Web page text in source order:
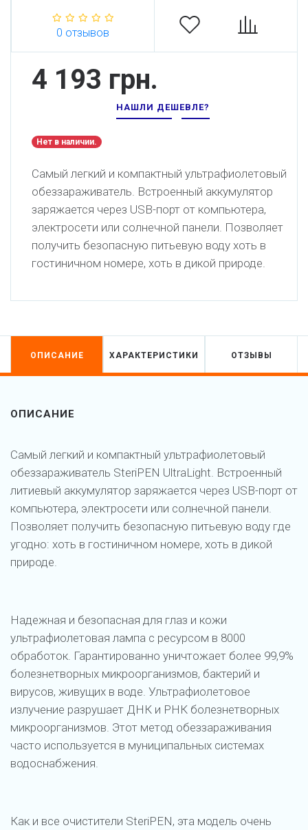
0 отзывов
4 193 грн.
НАШЛИ ДЕШЕВЛЕ?
Нет в наличии.
Самый легкий и компактный ультрафиолетовый
обеззараживатель. Встроенный аккумулятор
заряжается через USB-порт от компьютера,
электросети или солнечной панели. Позволяет
получить безопасную питьевую воду хоть в
гостиничном номере, хоть в дикой природе.
ОПИСАНИЕ ХАРАКТЕРИСТИКИ ОТЗЫВЫ
ОПИСАНИЕ
Самый легкий и компактный ультрафиолетовый
обеззараживатель SteriPEN UltraLight. Встроенный
литиевый аккумулятор заряжается через USB-порт от
компьютера, электросети или солнечной панели.
Позволяет получить безопасную питьевую воду где
угодно: хоть в гостиничном номере, хоть в дикой
природе.
Надежная и безопасная для глаз и кожи
ультрафиолетовая лампа с ресурсом в 8000
обработок. Гарантированно уничтожает более 99,9%
болезнетворных микроорганизмов, бактерий и
вирусов, живущих в воде. Ультрафиолетовое
излучение разрушает ДНК и РНК болезнетворных
микроорганизмов. Этот метод обеззараживания
часто используется в муниципальных системах
водоснабжения.
Как и все очистители SteriPEN, эта модель очень